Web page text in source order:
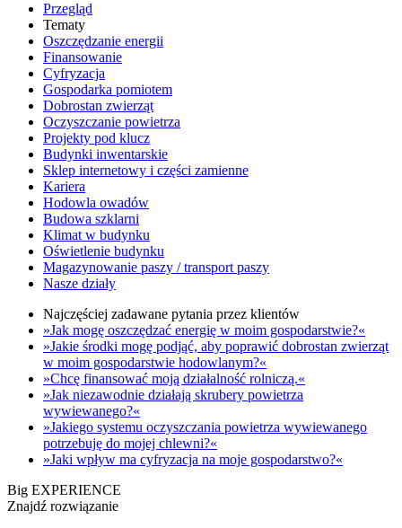
Przegląd
Tematy
​Oszczędzanie energii
Finansowanie
Cyfryzacja
Gospodarka pomiotem
Dobrostan zwierząt
Oczyszczanie powietrza
Projekty pod klucz
Budynki inwentarskie
Sklep internetowy i części zamienne
Kariera
Hodowla owadów
Budowa szklarni
Klimat w budynku
Oświetlenie budynku
Magazynowanie paszy / transport paszy
Nasze działy
Najczęściej zadawane pytania przez klientów
»Jak mogę oszczędzać energię w moim gospodarstwie?«
»Jakie środki mogę podjąć, aby poprawić dobrostan zwierząt
w moim gospodarstwie hodowlanym?«
»Chcę finansować moją działalność rolniczą.«
»Jak niezawodnie działają skrubery powietrza
wywiewanego?«
»Jakiego systemu oczyszczania powietrza wywiewanego
potrzebuję do mojej chlewni?«
»Jaki wpływ ma cyfryzacja na moje gospodarstwo?«
Big EXPERIENCE
Znajdź rozwiązanie